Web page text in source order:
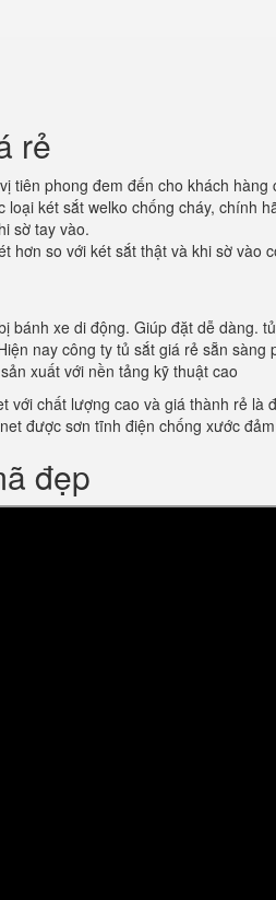
rẻ
tiên phong đem đến cho khách
két sắt welko chống cháy, chính
sờ tay vào.
so với két sắt thật và khi sờ vào
xe di động. Giúp đặt dễ dàng.
nay công ty tủ sắt giá rẻ sẵn sàng
xuất với nền tảng kỹ thuật cao
với chất lượng cao và giá thành rẻ là
được sơn tĩnh điện chống xước
đẹp